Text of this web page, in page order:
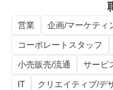
営業
企画/マーケティ
コーポレートスタッフ
小売販売/流通
サービ
IT
クリエイティブ/デ